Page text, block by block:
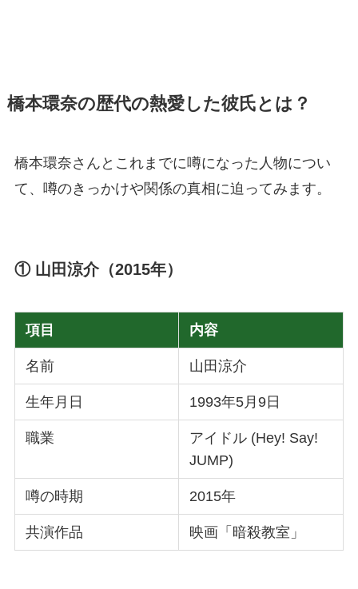
橋本環奈の歴代の熱愛した彼氏とは？
橋本環奈さんとこれまでに噂になった人物につい
て、噂のきっかけや関係の真相に迫ってみます。
① 山田涼介（2015年）
項目 内容
名前 山田涼介
生年月日 1993年5月9日
職業
アイドル (Hey! Say!
JUMP)
噂の時期 2015年
共演作品 映画「暗殺教室」